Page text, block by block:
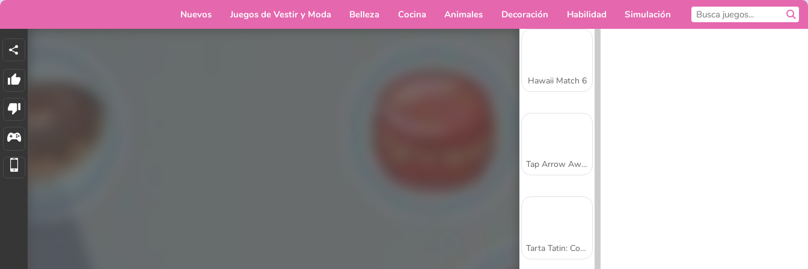
Nuevos Juegos de Vestir y Moda Belleza Cocina Animales Decoración Habilidad Simulación
Hawaii Match 6
Tap Arrow Away
Tarta Tatin: Cocina con Sara